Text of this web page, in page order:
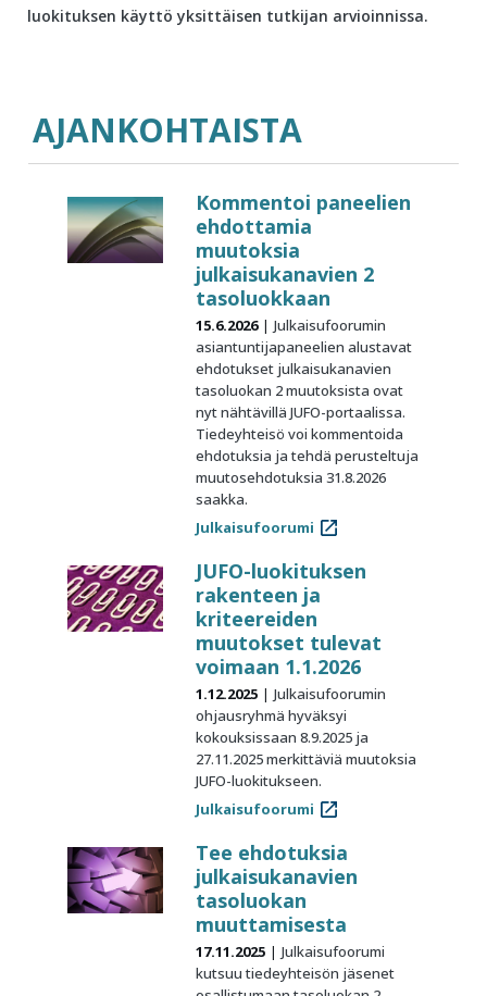
luokituksen käyttö yksittäisen tutkijan arvioinnissa.
AJANKOHTAISTA
Kommentoi paneelien
ehdottamia
muutoksia
julkaisukanavien 2
tasoluokkaan
15.6.2026
Julkaisufoorumin
asiantuntijapaneelien alustavat
ehdotukset julkaisukanavien
tasoluokan 2 muutoksista ovat
nyt nähtävillä JUFO-portaalissa.
Tiedeyhteisö voi kommentoida
ehdotuksia ja tehdä perusteltuja
muutosehdotuksia 31.8.2026
saakka.
Julkaisufoorumi
JUFO-luokituksen
rakenteen ja
kriteereiden
muutokset tulevat
voimaan 1.1.2026
1.12.2025
Julkaisufoorumin
ohjausryhmä hyväksyi
kokouksissaan 8.9.2025 ja
27.11.2025 merkittäviä muutoksia
JUFO-luokitukseen.
Julkaisufoorumi
Tee ehdotuksia
julkaisukanavien
tasoluokan
muuttamisesta
17.11.2025
Julkaisufoorumi
kutsuu tiedeyhteisön jäsenet